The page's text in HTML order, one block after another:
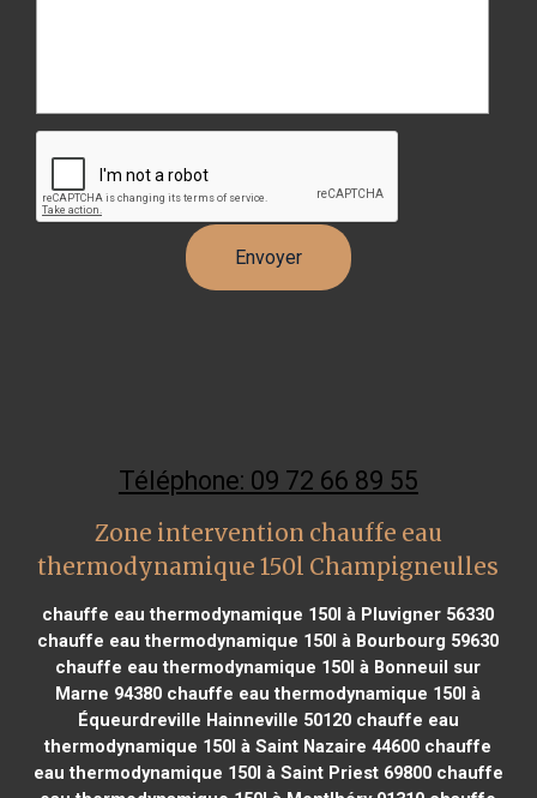
Téléphone: 09 72 66 89 55
Zone intervention chauffe eau
thermodynamique 150l Champigneulles
chauffe eau thermodynamique 150l à Pluvigner 56330
chauffe eau thermodynamique 150l à Bourbourg 59630
chauffe eau thermodynamique 150l à Bonneuil sur
Marne 94380 chauffe eau thermodynamique 150l à
Équeurdreville Hainneville 50120chauffe eau
thermodynamique 150l à Saint Nazaire 44600 chauffe
eau thermodynamique 150l à Saint Priest 69800chauffe